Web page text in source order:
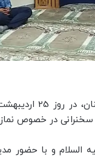
ماه،
سخنرانی در خصوص
و با حضور